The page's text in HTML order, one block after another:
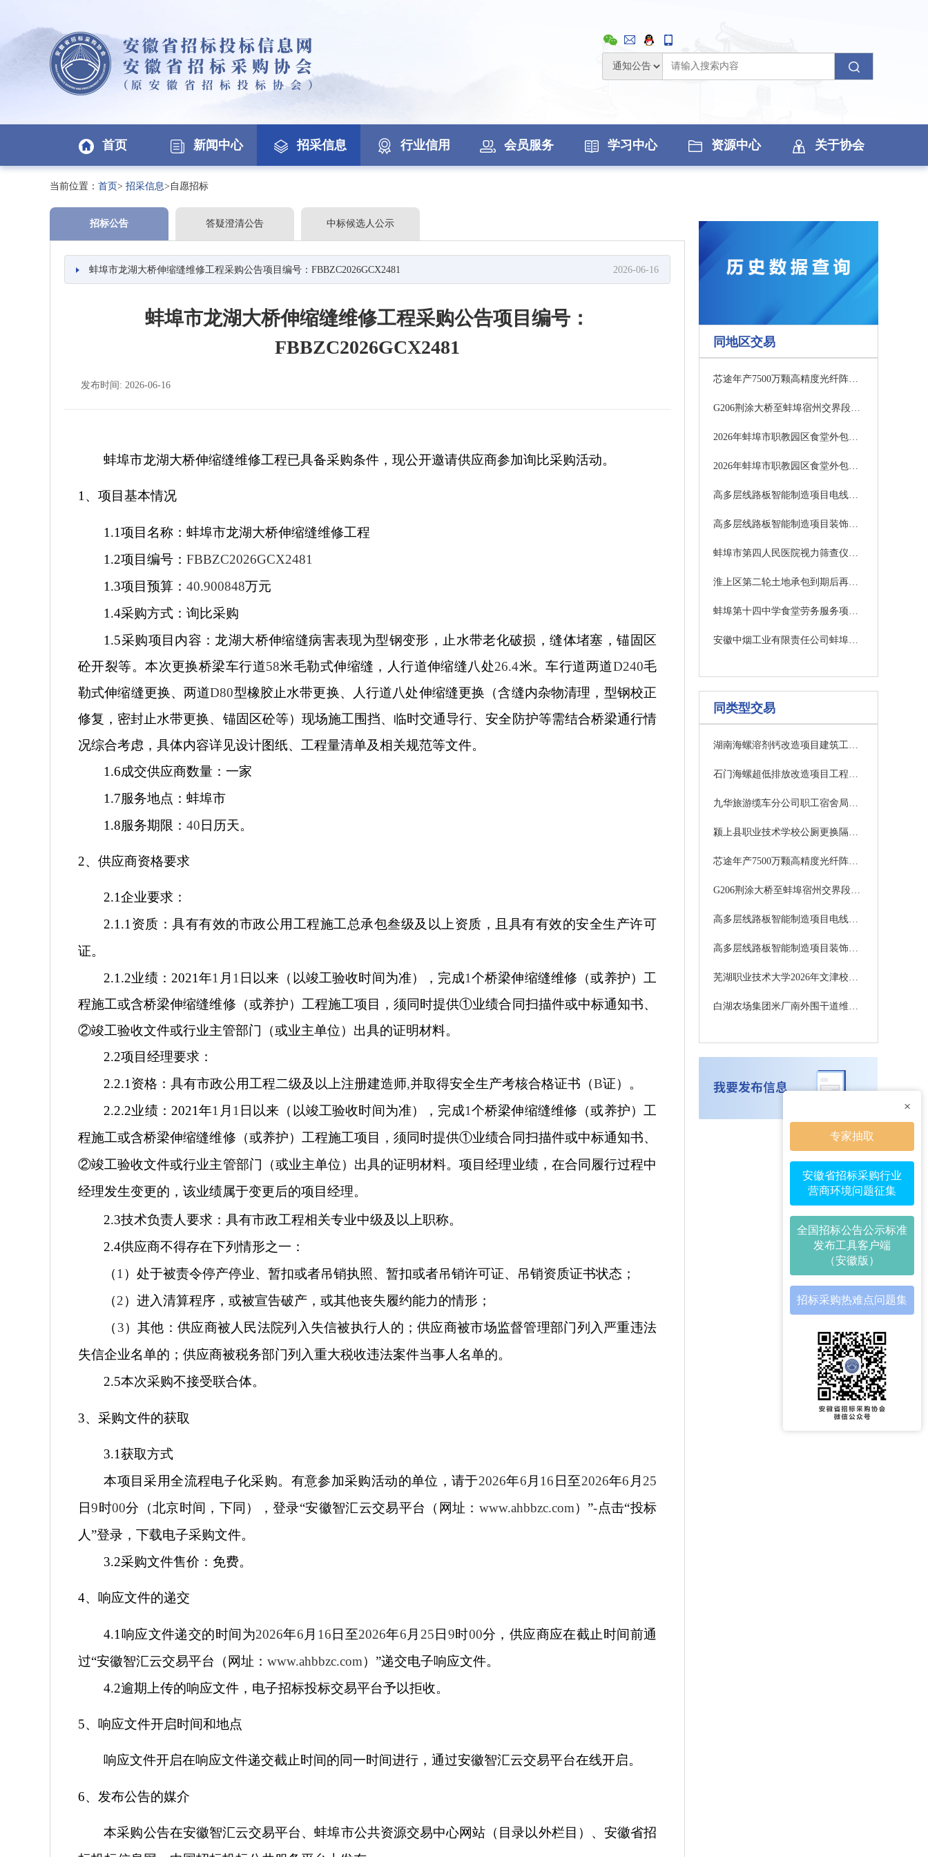
×
专家抽取
安徽省招标采购行业
营商环境问题征集
全国招标公告公示标准
发布工具客户端
（安徽版）
招标采购热难点问题集
首页 新闻中心 招采信息 行业信用 会员服务 学习中心 资源中心 关于协会
当前位置： 首页> 招采信息>自愿招标
招标公告 答疑澄清公告 中标候选人公示
蚌埠市龙湖大桥伸缩缝维修工程采购公告项目编号：FBBZC2026GCX2481 2026-06-16
蚌埠市龙湖大桥伸缩缝维修工程采购公告项目编号：
FBBZC2026GCX2481
发布时间: 2026-06-16
蚌埠市龙湖大桥伸缩缝维修工程已具备采购条件，现公开邀请供应商参加询比采购活动。
1、项目基本情况
1.1项目名称：蚌埠市龙湖大桥伸缩缝维修工程
1.2项目编号：FBBZC2026GCX2481
1.3项目预算：40.900848万元
1.4采购方式：询比采购
1.5采购项目内容：龙湖大桥伸缩缝病害表现为型钢变形，止水带老化破损，缝体堵塞，锚固区
砼开裂等。本次更换桥梁车行道58米毛勒式伸缩缝，人行道伸缩缝八处26.4米。车行道两道D240毛
勒式伸缩缝更换、两道D80型橡胶止水带更换、人行道八处伸缩缝更换（含缝内杂物清理，型钢校正
修复，密封止水带更换、锚固区砼等）现场施工围挡、临时交通导行、安全防护等需结合桥梁通行情
况综合考虑，具体内容详见设计图纸、工程量清单及相关规范等文件。
1.6成交供应商数量：一家
1.7服务地点：蚌埠市
1.8服务期限：40日历天。
2、供应商资格要求
2.1企业要求：
2.1.1资质：具有有效的市政公用工程施工总承包叁级及以上资质，且具有有效的安全生产许可
证。
2.1.2业绩： 2021年1 月 1 日以来（以竣工验收时间为准），完成1个桥梁伸缩缝维修（或养护）工
程施工或含桥梁伸缩缝维修（或养护）工程施工项目，须同时提供①业绩合同扫描件或中标通知书、
②竣工验收文件或行业主管部门（或业主单位）出具的证明材料。
2.2项目经理要求：
2.2.1资格：具有市政公用工程二级及以上注册建造师,并取得安全生产考核合格证书（B证）。
2.2.2业绩： 2021年1 月 1 日以来（以竣工验收时间为准），完成1个桥梁伸缩缝维修（或养护）工
程施工或含桥梁伸缩缝维修（或养护）工程施工项目，须同时提供①业绩合同扫描件或中标通知书、
②竣工验收文件或行业主管部门（或业主单位）出具的证明材料。项目经理业绩，在合同履行过程中
经理发生变更的，该业绩属于变更后的项目经理。
2.3技术负责人要求：具有市政工程相关专业中级及以上职称。
2.4供应商不得存在下列情形之一 ：
（1）处于被责令停产停业、暂扣或者吊销执照、暂扣或者吊销许可证、吊销资质证书状态；
（2）进入清算程序，或被宣告破产，或其他丧失履约能力的情形；
（ 3）其他：供应商被人民法院列入失信被执行人的；供应商被市场监督管理部门列入严重违法
失信企业名单的；供应商被税务部门列入重大税收违法案件当事人名单的。
2.5本次采购不接受联合体。
3、采购文件的获取
3.1获取方式
本项目采用全流程电子化采购。有意参加采购活动的单位，请于2026年6 月 16 日至2026年6 月 25
日9 时00分（北京时间，下同），登录“安徽智汇云交易平台（网址： www.ahbbzc.com）”-点击“投标
人”登录，下载电子采购文件。
3.2采购文件售价：免费。
4、响应文件的递交
4.1 响应文件递交的时间为2026年6 月 16日至2026年6 月 25日9时00分，供应商应在截止时间前通
过“安徽智汇云交易平台（网址： www.ahbbzc.com）”递交电子响应文件。
4.2逾期上传的响应文件，电子招标投标交易平台予以拒收。
5、响应文件开启时间和地点
响应文件开启在响应文件递交截止时间的同一时间进行，通过安徽智汇云交易平台在线开启。
6、发布公告的媒介
本采购公告在安徽智汇云交易平台、蚌埠市公共资源交易中心网站（目录以外栏目）、安徽省招
同地区交易
芯途年产7500万颗高精度光纤阵列基板生产基地装修改造项目澄清公告
G206荆涂大桥至蚌埠宿州交界段一级公路改建工程光伏发电初步设计采购公告
2026年蚌埠市职教园区食堂外包服务项目1包中标候选人公示
2026年蚌埠市职教园区食堂外包服务项目2包中标候选人公示
高多层线路板智能制造项目电线电缆采购成交候选供应商公示
高多层线路板智能制造项目装饰主材采购成交候选供应商公示
蚌埠市第四人民医院视力筛查仪采购项目中标结果公告
淮上区第二轮土地承包到期后再延长三十年试点工作区级验收项目成交候选供应商公示
蚌埠第十四中学食堂劳务服务项目澄清公告
安徽中烟工业有限责任公司蚌埠卷烟厂雪茄烟生产部配电房低压开关柜更新项目-流标公告
同类型交易
湖南海螺溶剂钙改造项目建筑工程中标候选人公示
石门海螺超低排放改造项目工程中标候选人公示
九华旅游缆车分公司职工宿舍局部维修工程中标结果公告
颍上县职业技术学校公厕更换隔板及围墙修复工程招标公告
芯途年产7500万颗高精度光纤阵列基板生产基地装修改造项目澄清公告
G206荆涂大桥至蚌埠宿州交界段一级公路改建工程光伏发电初步设计采购公告
高多层线路板智能制造项目电线电缆采购成交候选供应商公示
高多层线路板智能制造项目装饰主材采购成交候选供应商公示
芜湖职业技术大学2026年文津校区大学物理实验室改造项目竞争性谈判公告
白湖农场集团米厂南外围干道维修项目中标结果公示